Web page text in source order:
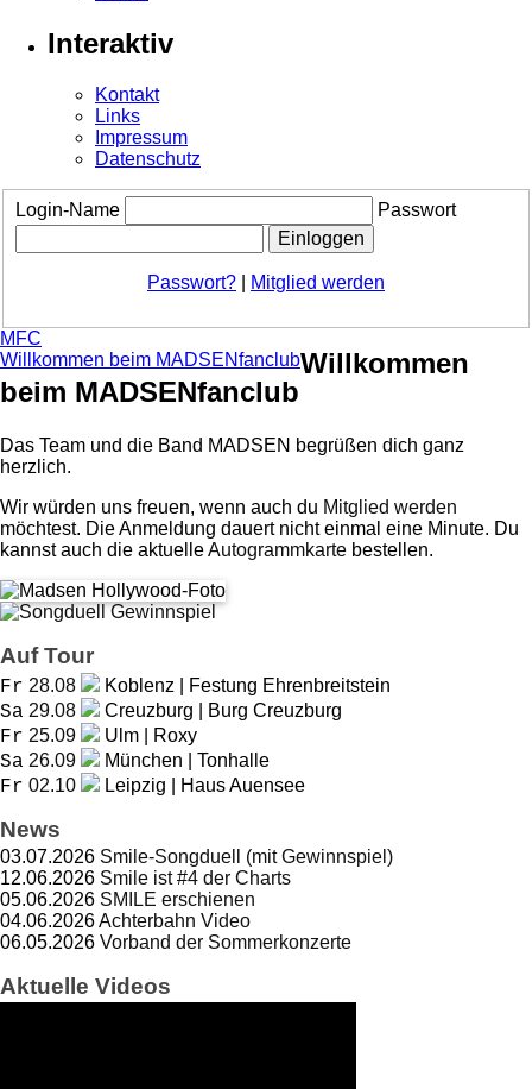
Interaktiv
Kontakt
Links
Impressum
Datenschutz
Login-Name Passwort
Passwort? Mitglied werden
MFC
Willkommen beim MADSENfanclubWillkommen
beim MADSENfanclub
Das Team und die Band MADSEN begrüßen dich ganz
herzlich.
Wir würden uns freuen, wenn auch du Mitglied werden
möchtest. Die Anmeldung dauert nicht einmal eine Minute. Du
kannst auch die aktuelleAutogrammkarte bestellen.
Auf Tour
Fr 28.08 Koblenz | Festung Ehrenbreitstein
Sa 29.08 Creuzburg | Burg Creuzburg
Fr 25.09 Ulm | Roxy
Sa 26.09 München | Tonhalle
Fr 02.10 Leipzig | Haus Auensee
News
03.07.2026 Smile-Songduell (mit Gewinnspiel)
12.06.2026 Smile ist #4 der Charts
05.06.2026 SMILE erschienen
04.06.2026Achterbahn Video
06.05.2026 Vorband der Sommerkonzerte
Aktuelle Videos